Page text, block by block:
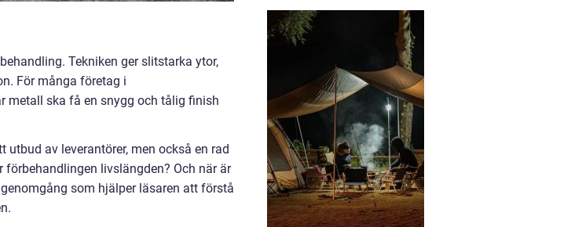
Tekniken ger slitstarka ytor,
För många företag i
metall ska få en snygg och tålig finish
utbud av leverantörer, men också en rad
livslängden? Och när är
som hjälper läsaren att förstå